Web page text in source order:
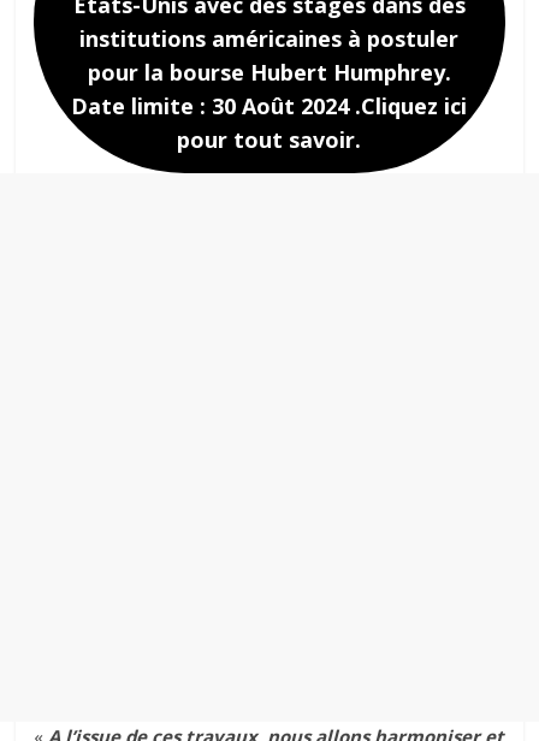
institutions américaines à postuler
pour la bourse Hubert Humphrey.
Date limite : 30 Août 2024 .Cliquez ici
pour tout savoir.